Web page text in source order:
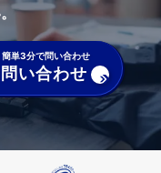
簡単3分で問い合わせ
い合わせ